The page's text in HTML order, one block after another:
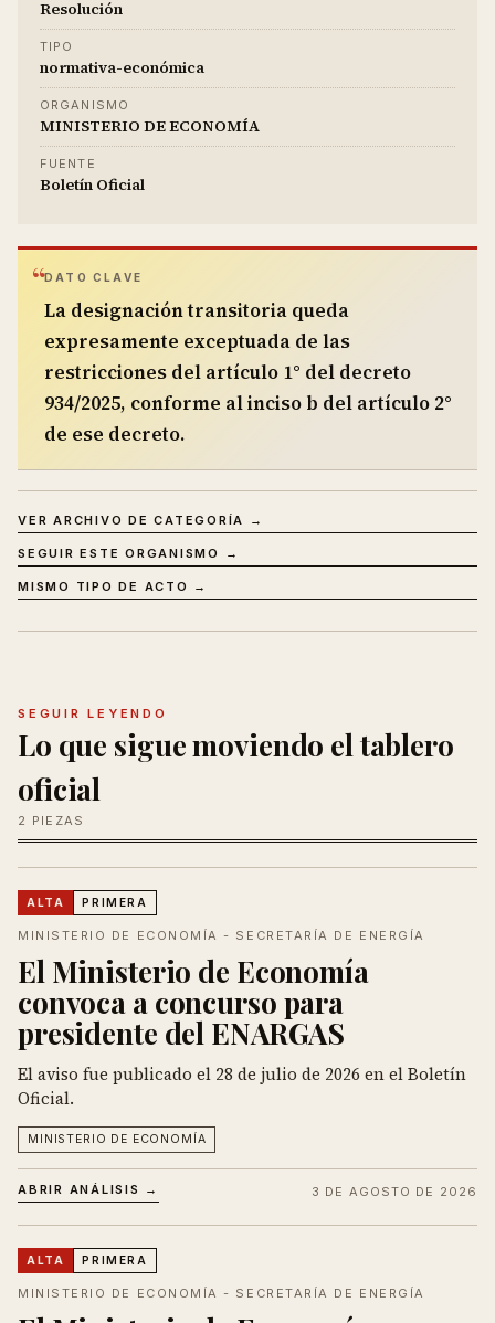
Resolución
TIPO
normativa-económica
ORGANISMO
MINISTERIO DE ECONOMÍA
FUENTE
Boletín Oficial
DATO CLAVE
La designación transitoria queda
expresamente exceptuada de las
restricciones del artículo 1° del decreto
934/2025, conforme al inciso b del artículo 2°
de ese decreto.
VER ARCHIVO DE CATEGORÍA →
SEGUIR ESTE ORGANISMO →
MISMO TIPO DE ACTO →
SEGUIR LEYENDO
Lo que sigue moviendo el tablero
oficial
2 PIEZAS
ALTA PRIMERA
MINISTERIO DE ECONOMÍA - SECRETARÍA DE ENERGÍA
El Ministerio de Economía
convoca a concurso para
presidente del ENARGAS
El aviso fue publicado el 28 de julio de 2026 en el Boletín
Oficial.
MINISTERIO DE ECONOMÍA
ABRIR ANÁLISIS → 3 DE AGOSTO DE 2026
ALTA PRIMERA
MINISTERIO DE ECONOMÍA - SECRETARÍA DE ENERGÍA